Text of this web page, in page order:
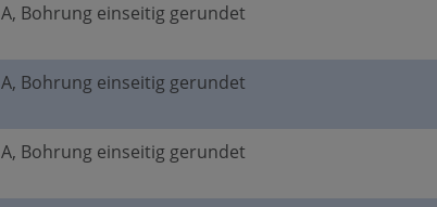
A, Bohrung einseitig gerundet
A, Bohrung einseitig gerundet
A, Bohrung einseitig gerundet